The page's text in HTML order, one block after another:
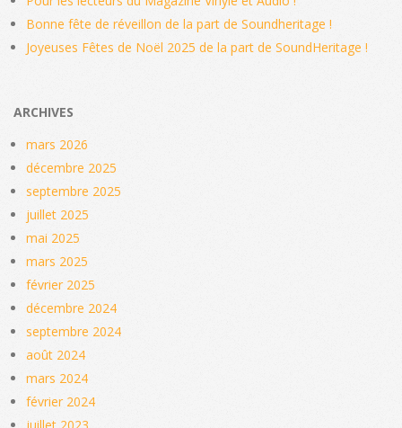
Bonne fête de réveillon de la part de Soundheritage !
Joyeuses Fêtes de Noël 2025 de la part de SoundHeritage !
ARCHIVES
mars 2026
décembre 2025
septembre 2025
juillet 2025
mai 2025
mars 2025
février 2025
décembre 2024
septembre 2024
août 2024
mars 2024
février 2024